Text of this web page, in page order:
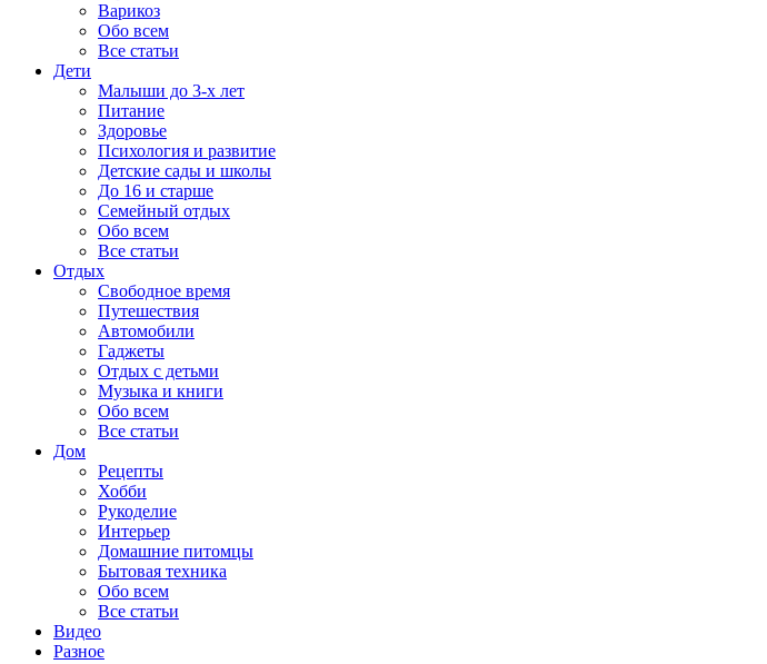
Варикоз
Обо всем
Все статьи
Дети
Малыши до 3-х лет
Питание
Здоровье
Психология и развитие
Детские сады и школы
До 16 и старше
Семейный отдых
Обо всем
Все статьи
Отдых
Свободное время
Путешествия
Автомобили
Гаджеты
Отдых с детьми
Музыка и книги
Обо всем
Все статьи
Дом
Рецепты
Хобби
Рукоделие
Интерьер
Домашние питомцы
Бытовая техника
Обо всем
Все статьи
Видео
Разное